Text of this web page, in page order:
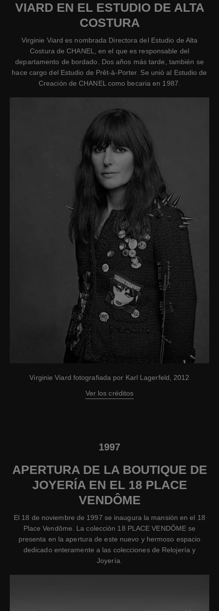
VIARD EN EL ESTUDIO DE ALTA
COSTURA
Virginie Viard es nombrada Directora del Estudio de Alta
Costura de CHANEL, en el que es responsable del
departamento de bordado. Dos años más tarde, también se
hace cargo del Estudio de Prêt-à-Porter. Se unió al Estudio de
Creación de CHANEL como becaria en 1987.
Virginie Viard fotografiada por Karl Lagerfeld, 2012
Ver los créditos
1997
APERTURA DE LA BOUTIQUE DE
JOYERÍA EN EL 18 PLACE
VENDÔME
El 18 de noviembre de 1997 se inaugura la mansión en el 18
Place Vendôme. La colección 18 PLACE VENDÔME se
presenta en la apertura de este nuevo y hermoso espacio
dedicado enteramente a las colecciones de Relojería y
Joyería.